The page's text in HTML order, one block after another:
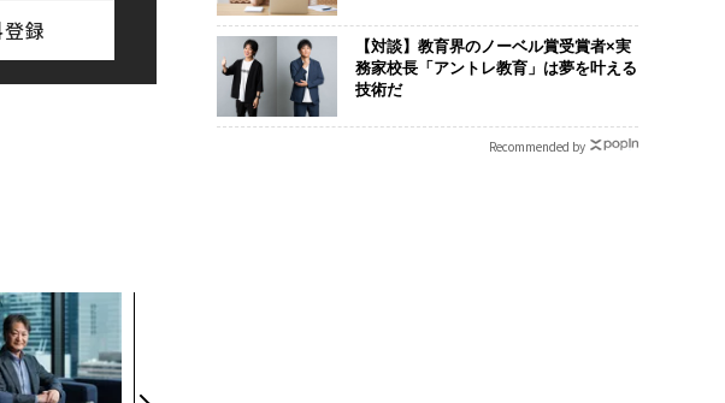
録
【対談】教育界のノーベル賞受賞者×実
務家校長「アントレ教育」は夢を叶える
技術だ
Recommended by